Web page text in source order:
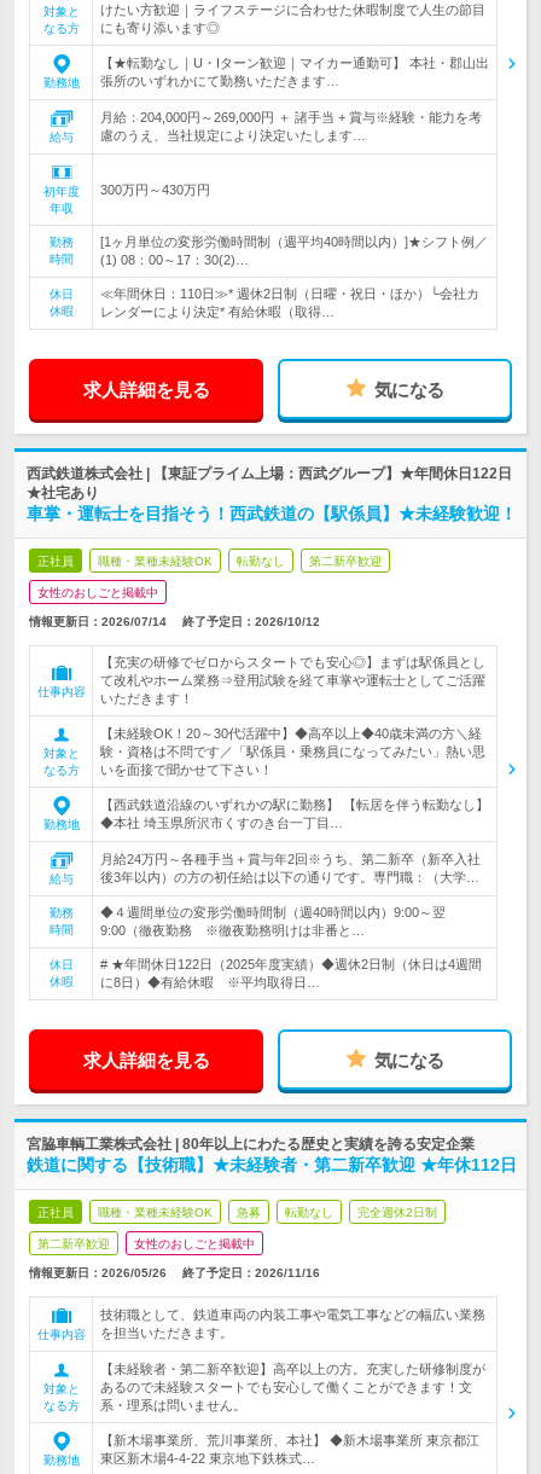
対象と
なる方
けたい方歓迎｜ライフステージに合わせた休暇制度で人生の節目
にも寄り添います◎
勤務地
【★転勤なし｜U・Iターン歓迎｜マイカー通勤可】 本社・郡山出
張所のいずれかにて勤務いただきます…
給与
月給：204,000円～269,000円 ＋ 諸手当 + 賞与※経験・能力を考
慮のうえ、当社規定により決定いたします…
初年度
年収
300万円～430万円
勤務
時間
[1ヶ月単位の変形労働時間制（週平均40時間以内）]★シフト例／
(1) 08：00～17：30(2)…
休日
休暇
≪年間休日：110日≫* 週休2日制（日曜・祝日・ほか）└会社カ
レンダーにより決定* 有給休暇（取得…
求人詳細を見る 気になる
西武鉄道株式会社 | 【東証プライム上場：西武グループ】★年間休日122日
★社宅あり
車掌・運転士を目指そう！西武鉄道の【駅係員】★未経験歓迎！
正社員 職種・業種未経験OK 転勤なし 第二新卒歓迎
女性のおしごと掲載中
情報更新日：2026/07/14 終了予定日： 2026/10/12
仕事内容
【充実の研修でゼロからスタートでも安心◎】まずは駅係員とし
て改札やホーム業務⇒登用試験を経て車掌や運転士としてご活躍
いただきます！
対象と
なる方
【未経験OK！20～30代活躍中】◆高卒以上◆40歳未満の方＼経
験・資格は不問です／「駅係員・乗務員になってみたい」熱い思
いを面接で聞かせて下さい！
勤務地
【西武鉄道沿線のいずれかの駅に勤務】 【転居を伴う転勤なし】
◆本社 埼玉県所沢市くすのき台一丁目…
給与
月給24万円～各種手当＋賞与年2回※うち、第二新卒（新卒入社
後3年以内）の方の初任給は以下の通りです。専門職：（大学…
勤務
時間
◆４週間単位の変形労働時間制（週40時間以内）9:00～翌
9:00（徹夜勤務 ※徹夜勤務明けは非番と…
休日
休暇
# ★年間休日122日（2025年度実績）◆週休2日制（休日は4週間
に8日）◆有給休暇 ※平均取得日…
求人詳細を見る 気になる
宮脇車輌工業株式会社 | 80年以上にわたる歴史と実績を誇る安定企業
鉄道に関する【技術職】★未経験者・第二新卒歓迎 ★年休112日
正社員 職種・業種未経験OK 急募 転勤なし 完全週休2日制
第二新卒歓迎 女性のおしごと掲載中
情報更新日：2026/05/26 終了予定日： 2026/11/16
仕事内容
技術職として、鉄道車両の内装工事や電気工事などの幅広い業務
を担当いただきます。
対象と
なる方
【未経験者・第二新卒歓迎】高卒以上の方。充実した研修制度が
あるので未経験スタートでも安心して働くことができます！文
系・理系は問いません。
勤務地
【新木場事業所、荒川事業所、本社】 ◆新木場事業所 東京都江
東区新木場4-4-22 東京地下鉄株式…